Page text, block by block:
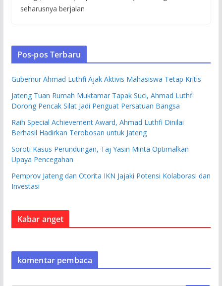
seharusnya berjalan
Pos-pos Terbaru
Gubernur Ahmad Luthfi Ajak Aktivis Mahasiswa Tetap Kritis
Jateng Tuan Rumah Muktamar Tapak Suci, Ahmad Luthfi
Dorong Pencak Silat Jadi Penguat Persatuan Bangsa
Raih Special Achievement Award, Ahmad Luthfi Dinilai
Berhasil Hadirkan Terobosan untuk Jateng
Soroti Kasus Perundungan, Taj Yasin Minta Optimalkan
Upaya Pencegahan
Pemprov Jateng dan Otorita IKN Jajaki Potensi Kolaborasi dan
Investasi
Kabar anget
komentar pembaca